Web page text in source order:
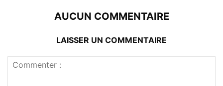
AUCUN COMMENTAIRE
LAISSER UN COMMENTAIRE